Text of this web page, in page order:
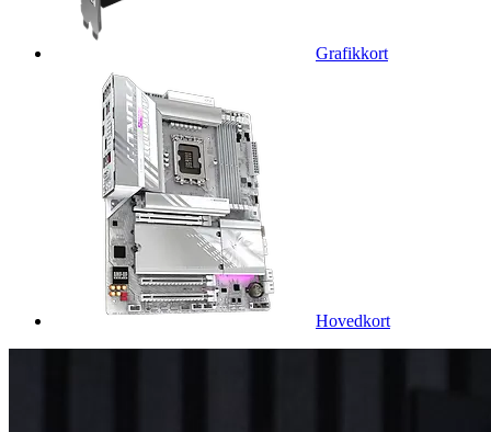
Grafikkort
Hovedkort